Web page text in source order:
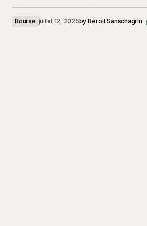
Bourse juillet 12, 2025by Benoit Sanschagrin